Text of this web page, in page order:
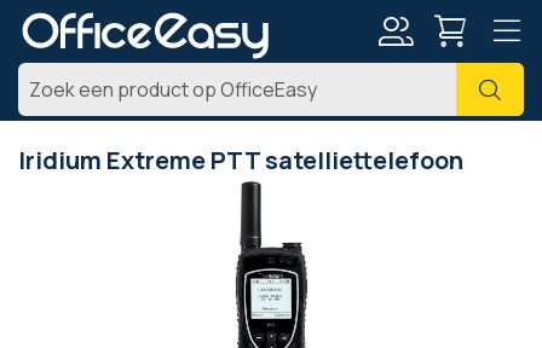
Zoek
Iridium Extreme PTT satelliettelefoon